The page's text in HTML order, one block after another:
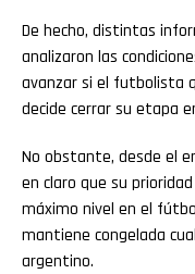
De hecho, distintas
analizaron las
avanzar si el futbolista
decide cerrar su etapa
No obstante, desde el
en claro que su
máximo nivel en el
mantiene congelada
argentino.